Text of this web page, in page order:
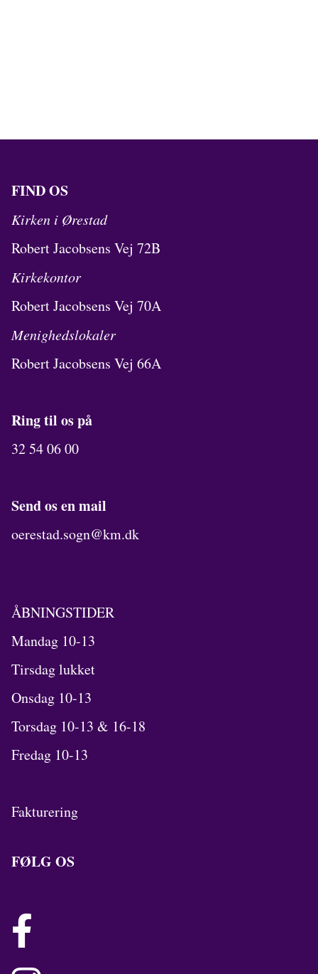
FIND OS
Kirken i Ørestad
Robert Jacobsens Vej 72B
Kirkekontor
Robert Jacobsens Vej 70A
Menighedslokaler
Robert Jacobsens Vej 66A
Ring til os på
32 54 06 00
Send os en mail
oerestad.sogn@km.dk
ÅBNINGSTIDER
Mandag 10-13
Tirsdag lukket
Onsdag 10-13
Torsdag 10-13 & 16-18
Fredag 10-13
Fakturering
FØLG OS
